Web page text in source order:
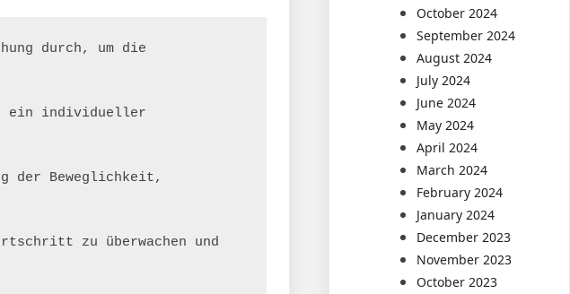
durch, um die
ein individueller
der Beweglichkeit,
zu überwachen und
October 2024
September 2024
August 2024
July 2024
June 2024
May 2024
April 2024
March 2024
February 2024
January 2024
December 2023
November 2023
October 2023